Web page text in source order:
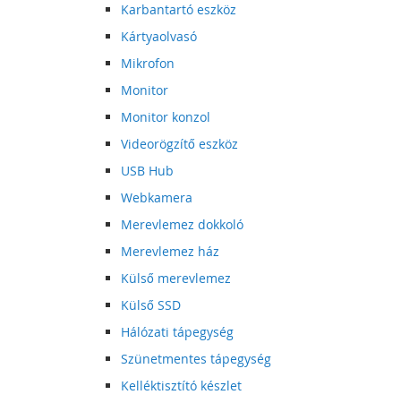
Karbantartó eszköz
Kártyaolvasó
Mikrofon
Monitor
Monitor konzol
Videorögzítő eszköz
USB Hub
Webkamera
Merevlemez dokkoló
Merevlemez ház
Külső merevlemez
Külső SSD
Hálózati tápegység
Szünetmentes tápegység
Kelléktisztító készlet